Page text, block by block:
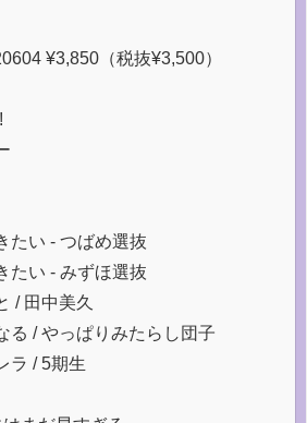
¥3,850（税抜¥3,500）
たい - つばめ選抜
たい - みずほ選抜
/ 田中美久
る / やっぱりみたらし団子
ラ / 5期生